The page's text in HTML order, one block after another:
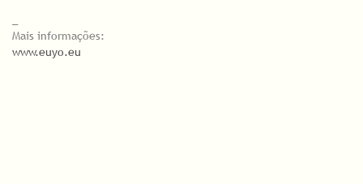
Mais informações:
www.euyo.eu